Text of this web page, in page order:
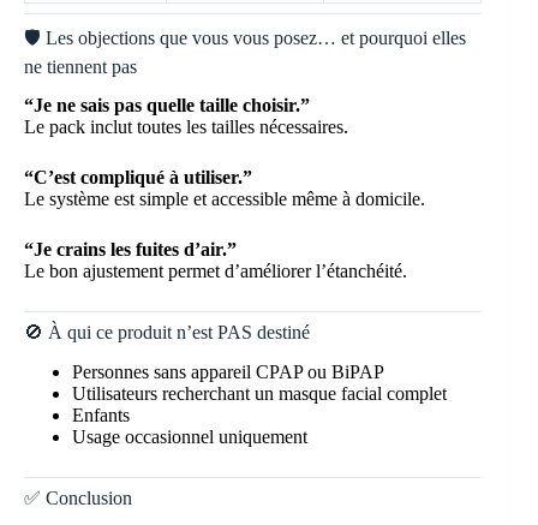
🛡️ Les objections que vous vous posez… et pourquoi elles
ne tiennent pas
“Je ne sais pas quelle taille choisir.”
Le pack inclut toutes les tailles nécessaires.
“C’est compliqué à utiliser.”
Le système est simple et accessible même à domicile.
“Je crains les fuites d’air.”
Le bon ajustement permet d’améliorer l’étanchéité.
🚫 À qui ce produit n’est PAS destiné
Personnes sans appareil CPAP ou BiPAP
Utilisateurs recherchant un masque facial complet
Enfants
Usage occasionnel uniquement
✅ Conclusion